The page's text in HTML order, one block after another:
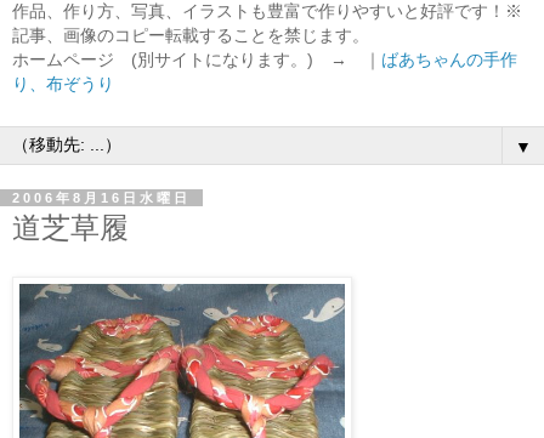
作品、作り方、写真、イラストも豊富で作りやすいと好評です！※
記事、画像のコピー転載することを禁じます。
ホームページ (別サイトになります。) → ｜ ばあちゃんの手作
り、布ぞうり
▼
2006年8月16日水曜日
道芝草履